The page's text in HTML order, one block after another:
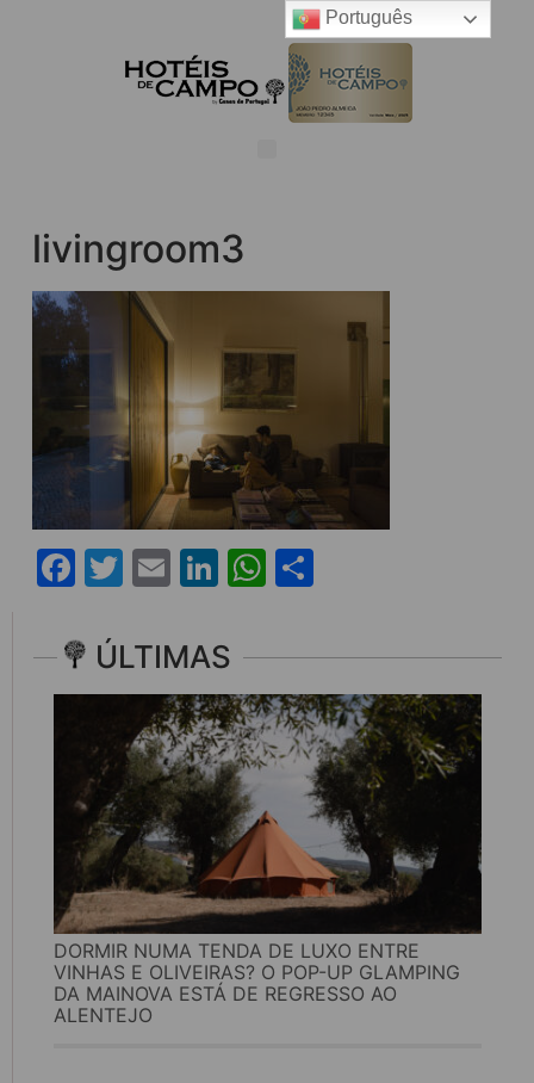
livingroom3
Facebook
Twitter
EmailLinkedIn
WhatsApp
ÚLTIMAS
DORMIR NUMA TENDA DE LUXO ENTRE
VINHAS E OLIVEIRAS? O POP-UP GLAMPING
DA MAINOVA ESTÁ DE REGRESSO AO
ALENTEJO
Português